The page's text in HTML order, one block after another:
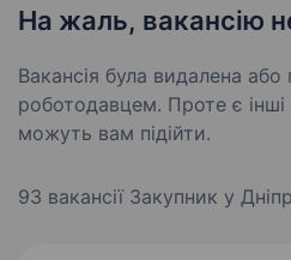
На жаль, вакансію
Вакансія була видалена або
роботодавцем. Проте є інші
можуть вам підійти.
93 вакансії Закупник у